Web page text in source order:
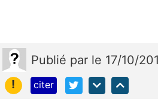
Publié par le 17/10/
!
citer